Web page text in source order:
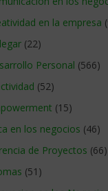
en la empresa
(22)
Personal (566)
(52)
(15)
en los negocios (46)
de Proyectos (66)
(51)